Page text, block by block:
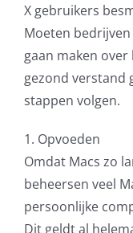
X gebruikers
Moeten
gaan maken
gezond verstand
stappen volgen.
1. Opvoeden
Omdat Macs zo
beheersen veel
persoonlijke
Dit geldt al